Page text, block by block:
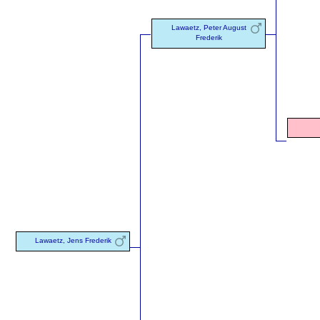
Lawaetz, Jens Frederik
Lawaetz, Peter August
Frederik